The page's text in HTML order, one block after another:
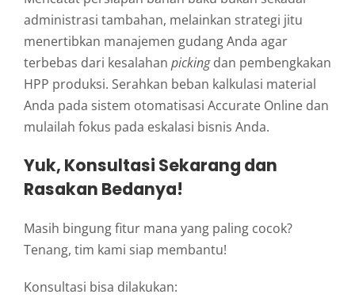
administrasi tambahan, melainkan strategi jitu
menertibkan manajemen gudang Anda agar
terbebas dari kesalahan pickingdan pembengkakan
HPP produksi. Serahkan beban kalkulasi material
Anda pada sistem otomatisasi Accurate Online dan
mulailah fokus pada eskalasi bisnis Anda.
Yuk, Konsultasi Sekarang dan
Rasakan Bedanya!
Masih bingung fitur mana yang paling cocok?
Tenang, tim kami siap membantu!
Konsultasi bisa dilakukan: